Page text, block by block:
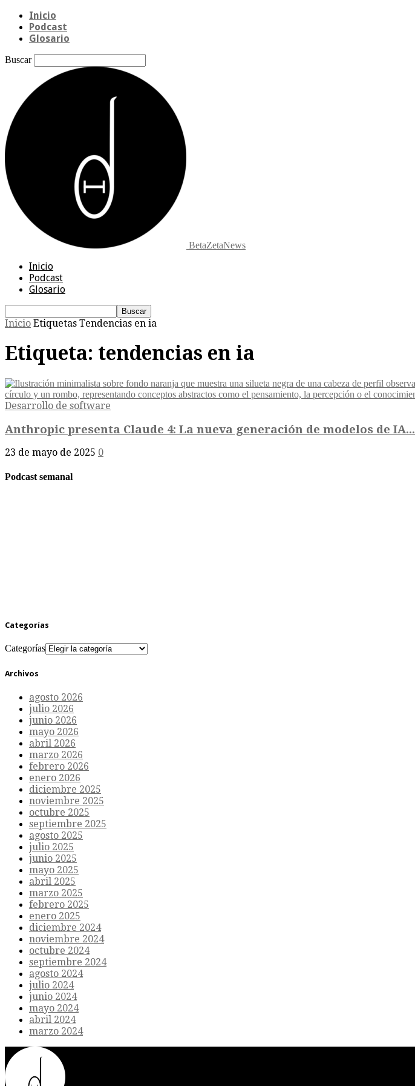
Inicio
Podcast
Glosario
Buscar
BetaZetaNews
Inicio
Podcast
Glosario
Inicio Etiquetas Tendencias en ia
Etiqueta: tendencias en ia
Desarrollo de software
Anthropic presenta Claude 4: La nueva generación de modelos de IA...
23 de mayo de 2025 0
Podcast semanal
Categorías
Categorías
Archivos
agosto 2026
julio 2026
junio 2026
mayo 2026
abril 2026
marzo 2026
febrero 2026
enero 2026
diciembre 2025
noviembre 2025
octubre 2025
septiembre 2025
agosto 2025
julio 2025
junio 2025
mayo 2025
abril 2025
marzo 2025
febrero 2025
enero 2025
diciembre 2024
noviembre 2024
octubre 2024
septiembre 2024
agosto 2024
julio 2024
junio 2024
mayo 2024
abril 2024
marzo 2024